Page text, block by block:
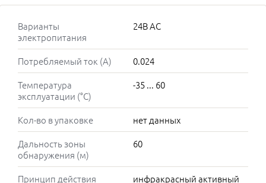
Варианты
электропитания
24В AC
Потребляемый ток (А)
0.024
Температура
эксплуатации (°C)
-35 ... 60
Кол-во в упаковке
нет данных
Дальность зоны
обнаружения (м)
60
Принцип действия
инфракрасный активный